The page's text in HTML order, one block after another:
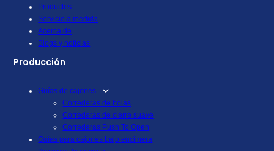
Productos
Servicio a medida
Acerca de
Blogs y noticias
Producción
Guías de cajones
Correderas de bolas
Correderas de cierre suave
Correderas Push To Open
Guías para cajones bajo encimera